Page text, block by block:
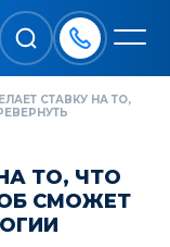
СТАВКУ НА ТО,
ТО, ЧТО
СМОЖЕТ